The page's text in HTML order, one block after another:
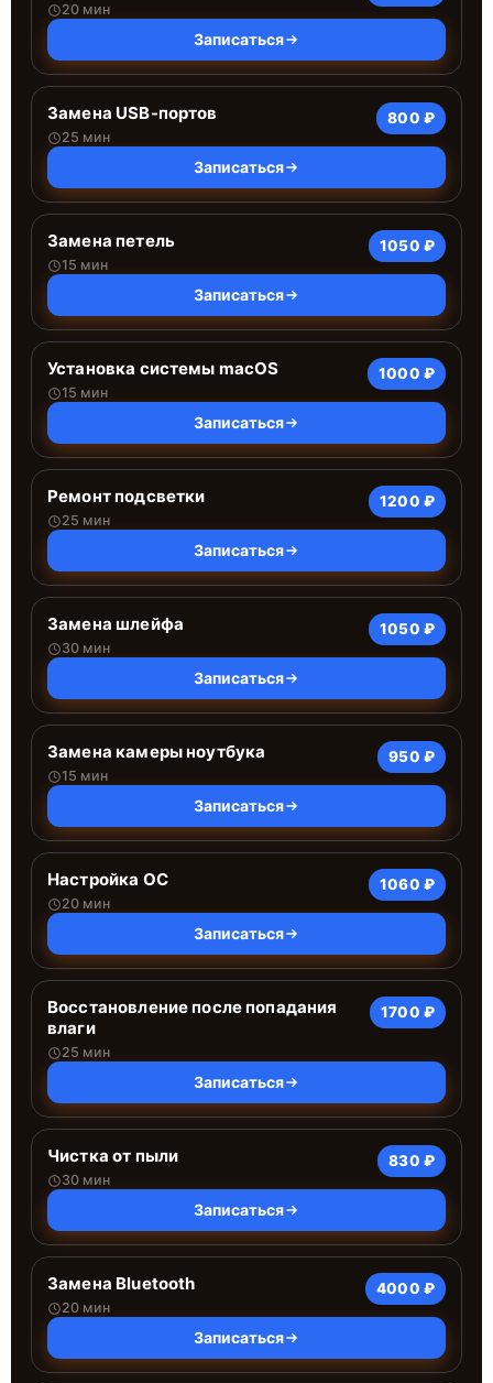
20 мин
Записаться
Замена USB-портов
25 мин
800 ₽
Записаться
Замена петель
15 мин
1050 ₽
Записаться
Установка системы macOS
15 мин
1000 ₽
Записаться
Ремонт подсветки
25 мин
1200 ₽
Записаться
Замена шлейфа
30 мин
1050 ₽
Записаться
Замена камеры ноутбука
15 мин
950 ₽
Записаться
Настройка ОС
20 мин
1060 ₽
Записаться
Восстановление после попадания
влаги
25 мин
1700 ₽
Записаться
Чистка от пыли
30 мин
830 ₽
Записаться
Замена Bluetooth
20 мин
4000 ₽
Записаться